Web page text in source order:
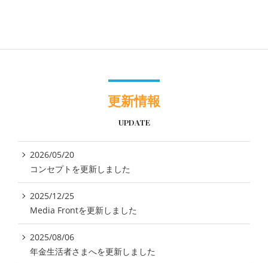
更新情報
UPDATE
2026/05/20
コンセプトを更新しました
2025/12/25
Media Frontを更新しました
2025/08/06
年金生活者さまへを更新しました